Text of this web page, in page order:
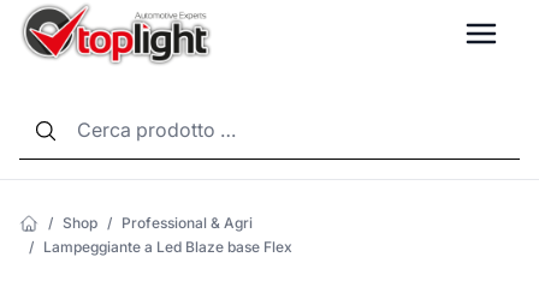
/ Shop / Professional & Agri
/ Lampeggiante a Led Blaze base Flex